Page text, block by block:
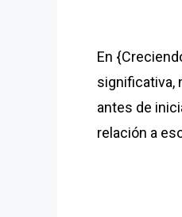
En
significativa,
antes de
relación a